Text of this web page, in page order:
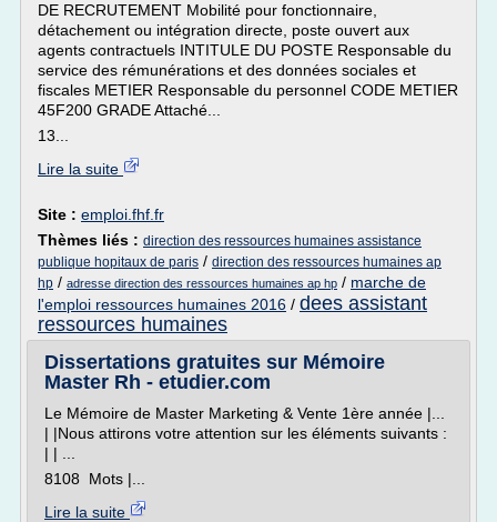
DE RECRUTEMENT Mobilité pour fonctionnaire,
détachement ou intégration directe, poste ouvert aux
agents contractuels INTITULE DU POSTE Responsable du
service des rémunérations et des données sociales et
fiscales METIER Responsable du personnel CODE METIER
45F200 GRADE Attaché...
13...
Lire la suite
Site : emploi.fhf.fr
Thèmes liés : direction des ressources humaines assistance
publique hopitaux de paris / direction des ressources humaines ap
hp / adresse direction des ressources humaines ap hp / marche de
l'emploi ressources humaines 2016 / dees assistant
ressources humaines
Dissertations gratuites sur Mémoire
Master Rh - etudier.com
Le Mémoire de Master Marketing & Vente 1ère année |...
| |Nous attirons votre attention sur les éléments suivants :
| | ...
8108 Mots |...
Lire la suite